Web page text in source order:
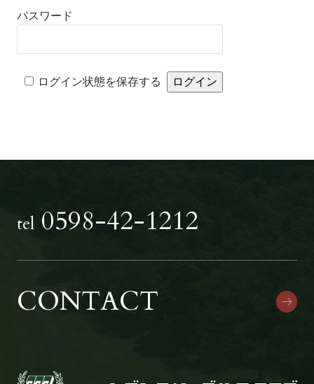
パスワード
ログイン状態を保存する
tel 0598-42-1212
CONTACT